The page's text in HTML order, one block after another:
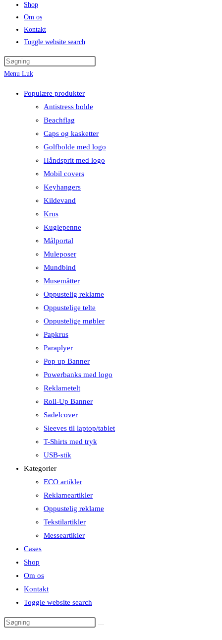
Shop
Om os
Kontakt
Toggle website search
Menu Luk
Populære produkter
Antistress bolde
Beachflag
Caps og kasketter
Golfbolde med logo
Håndsprit med logo
Mobil covers
Keyhangers
Kildevand
Krus
Kuglepenne
Målportal
Muleposer
Mundbind
Musemåtter
Oppustelig reklame
Oppustelige telte
Oppustelige møbler
Papkrus
Paraplyer
Pop up Banner
Powerbanks med logo
Reklametelt
Roll-Up Banner
Sadelcover
Sleeves til laptop/tablet
T-Shirts med tryk
USB-stik
Kategorier
ECO artikler
Reklameartikler
Oppustelig reklame
Tekstilartikler
Messeartikler
Cases
Shop
Om os
Kontakt
Toggle website search